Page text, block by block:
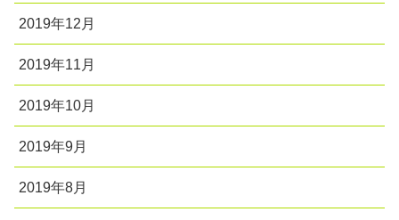
2019年12月
2019年11月
2019年10月
2019年9月
2019年8月